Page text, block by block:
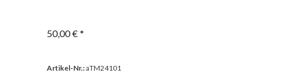
50,00 € *
Artikel-Nr.:aTM24101